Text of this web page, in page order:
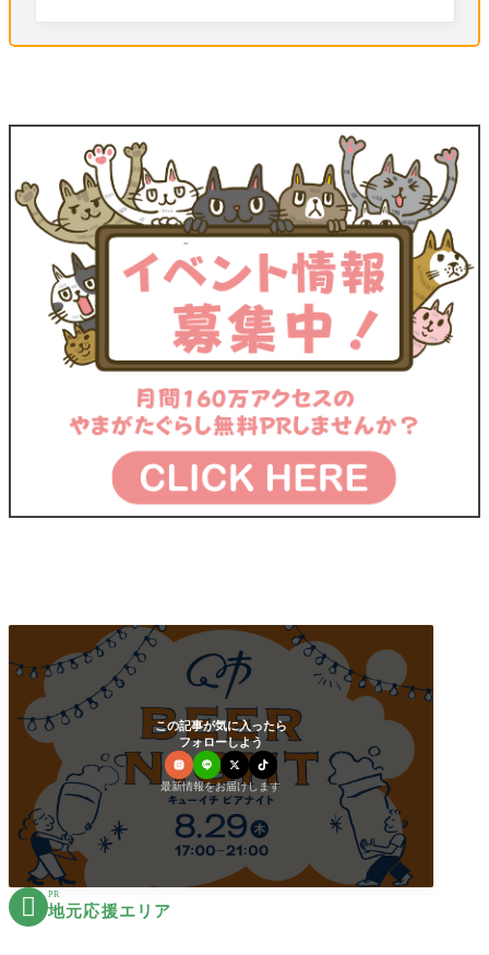
この記事が気に入ったら
フォローしよう
最新情報をお届けします
 PR
地元応援エリア